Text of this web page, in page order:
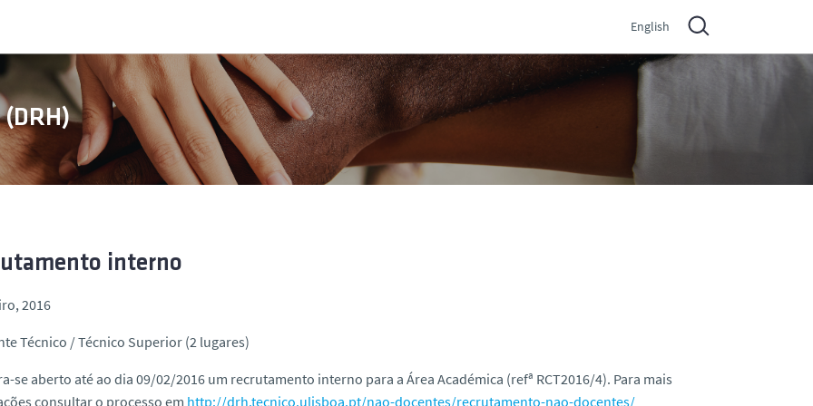
English
(DRH)
interno
2016
Técnico / Técnico Superior (2 lugares)
se aberto até ao dia 09/02/2016 um recrutamento interno para a Área Académica (refª RCT2016/4). Para mais
consultar o processo em http://drh.tecnico.ulisboa.pt/nao-docentes/recrutamento-nao-docentes/